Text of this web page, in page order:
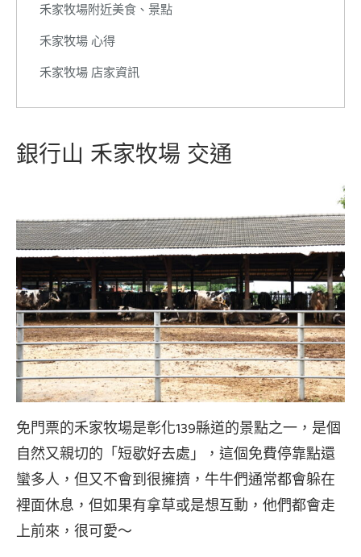
禾家牧場附近美食、景點
禾家牧場 心得
禾家牧場 店家資訊
銀行山 禾家牧場 交通
免門票的禾家牧場是彰化139縣道的景點之一，是個
自然又親切的「短歇好去處」，這個免費停靠點還
蠻多人，但又不會到很擁擠，牛牛們通常都會躲在
裡面休息，但如果有拿草或是想互動，他們都會走
上前來，很可愛～